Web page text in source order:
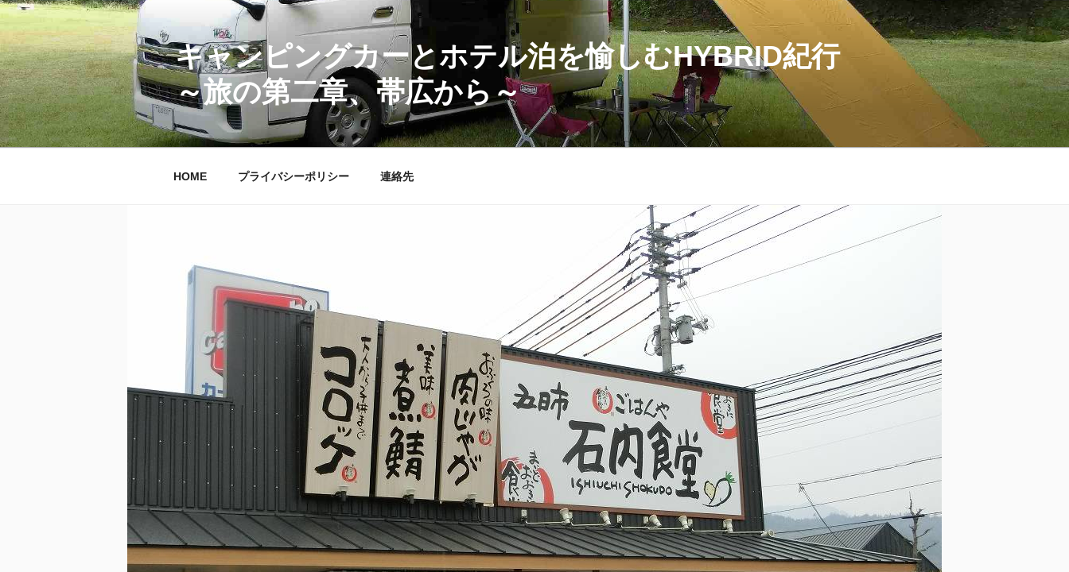
コ
テ
ン
ツ
へ
ス
キ
キャンピングカーとホテル泊を愉しむHYBRID紀行
～旅の第二章、帯広から～
HOME プライバシーポリシー 連絡先